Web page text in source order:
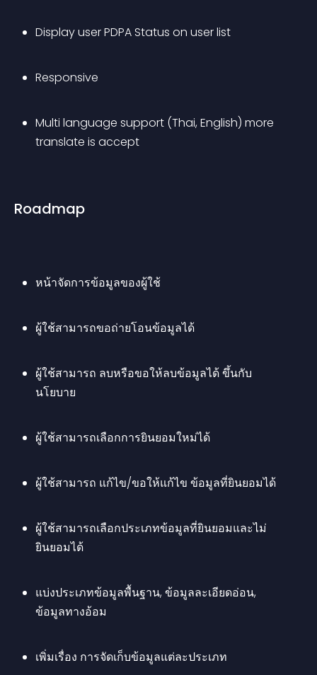
Display user PDPA Status on user list
Responsive
Multi language support (Thai, English) more
translate is accept
Roadmap
หน้าจัดการข้อมูลของผู้ใช้
ผู้ใช้สามารถขอถ่ายโอนข้อมูลได้
ผู้ใช้สามารถ ลบหรือขอให้ลบข้อมูลได้ ขึ้นกับ
นโยบาย
ผู้ใช้สามารถเลือกการยินยอมใหม่ได้
ผู้ใช้สามารถ แก้ไข/ขอให้แก้ไข ข้อมูลที่ยินยอมได้
ผู้ใช้สามารถเลือกประเภทข้อมูลที่ยินยอมและไม่
ยินยอมได้
แบ่งประเภทข้อมูลพื้นฐาน, ข้อมูลละเอียดอ่อน,
ข้อมูลทางอ้อม
เพิ่มเรื่อง การจัดเก็บข้อมูลแต่ละประเภท